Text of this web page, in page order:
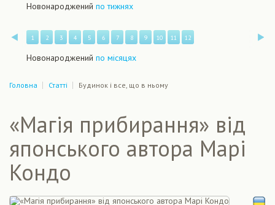
Новонароджений по тижнях
Назад
1 2 3 4 5 6 7 8 9 10 11 12
Новонароджений по місяцях
Головна Статті Будинок і все, що в ньому
«Магія прибирання» від
японського автора Марі
Кондо